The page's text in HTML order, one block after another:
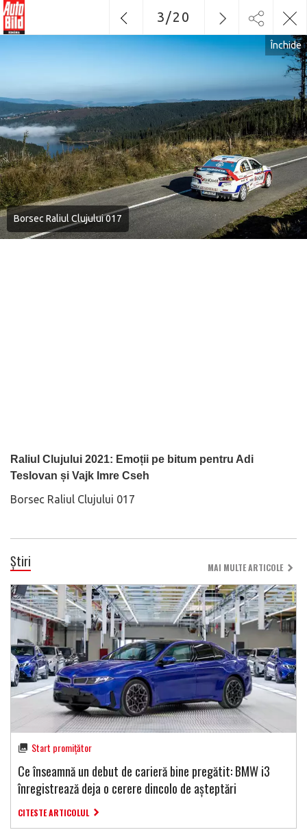
Borsec Raliul Clujului 017
Raliul Clujului 2021: Emoții pe bitum pentru Adi
Teslovan și Vajk Imre Cseh
Borsec Raliul Clujului 017
Închide
3/20
Știri MAI MULTE ARTICOLE
Start promițător
Ce înseamnă un debut de carieră bine pregătit: BMW i3
înregistrează deja o cerere dincolo de așteptări
CITESTE ARTICOLUL